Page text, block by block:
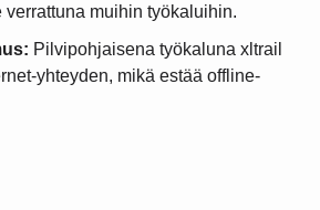
muihin työkaluihin.
Pilvipohjaisena työkaluna xltrail
yhteyden, mikä estää offline-